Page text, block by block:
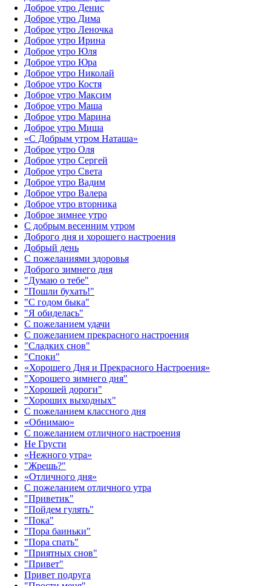
Доброе утро Денис
Доброе утро Дима
Доброе утро Леночка
Доброе утро Ирина
Доброе утро Юля
Доброе утро Юра
Доброе утро Николай
Доброе утро Костя
Доброе утро Максим
Доброе утро Маша
Доброе утро Марина
Доброе утро Миша
«С Добрым утром Наташа»
Доброе утро Оля
Доброе утро Сергей
Доброе утро Света
Доброе утро Вадим
Доброе утро Валера
Доброе утро вторника
Доброе зимнее утро
С добрым весенним утром
Доброго дня и хорошего настроения
Добрый день
С пожеланиями здоровья
Доброго зимнего дня
"Думаю о тебе"
"Пошли бухать!"
"С годом быка"
"Я обиделась"
С пожеланием удачи
С пожеланием прекрасного настроения
"Сладких снов"
"Споки"
«Хорошего Дня и Прекрасного Настроения»
"Хорошего зимнего дня"
"Хорошей дороги"
"Хороших выходных"
С пожеланием классного дня
«Обнимаю»
С пожеланием отличного настроения
Не Грусти
«Нежного утра»‎
"Жрешь?"
«Отличного дня»‎
С пожеланием отличного утра
"Приветик"
"Пойдем гулять"
"Пока"
"Пора баиньки"
"Пора спать"
"Приятных снов"
"Привет"
Привет подруга